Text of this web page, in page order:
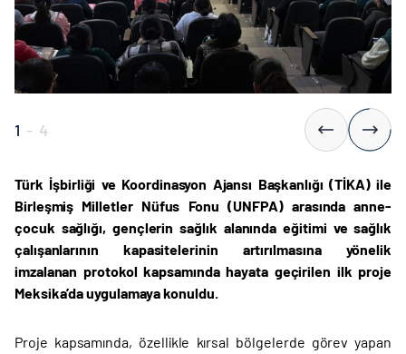
1 - 4
Türk İşbirliği ve Koordinasyon Ajansı Başkanlığı (TİKA) ile
Birleşmiş Milletler Nüfus Fonu (UNFPA) arasında anne-
çocuk sağlığı, gençlerin sağlık alanında eğitimi ve sağlık
çalışanlarının kapasitelerinin artırılmasına yönelik
imzalanan protokol kapsamında hayata geçirilen ilk proje
Meksika’da uygulamaya konuldu.
Proje kapsamında, özellikle kırsal bölgelerde görev yapan